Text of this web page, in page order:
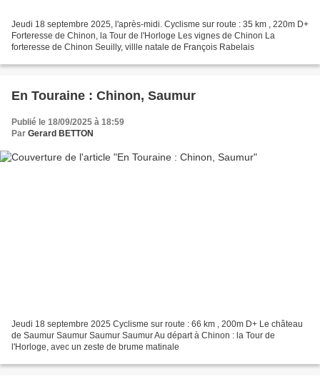
Jeudi 18 septembre 2025, l'après-midi. Cyclisme sur route : 35 km , 220m D+
Forteresse de Chinon, la Tour de l'Horloge Les vignes de Chinon La
forteresse de Chinon Seuilly, villle natale de François Rabelais
En Touraine : Chinon, Saumur
Publié le 18/09/2025 à 18:59
Par Gerard BETTON
Jeudi 18 septembre 2025 Cyclisme sur route : 66 km , 200m D+ Le château
de Saumur Saumur Saumur Saumur Au départ à Chinon : la Tour de
l'Horloge, avec un zeste de brume matinale